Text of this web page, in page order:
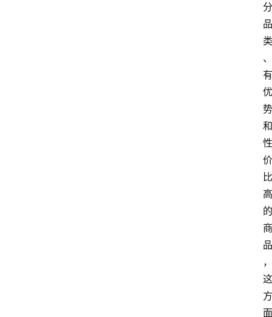
分
品
类
、
有
优
势
和
性
价
比
高
的
商
品
，
这
方
面